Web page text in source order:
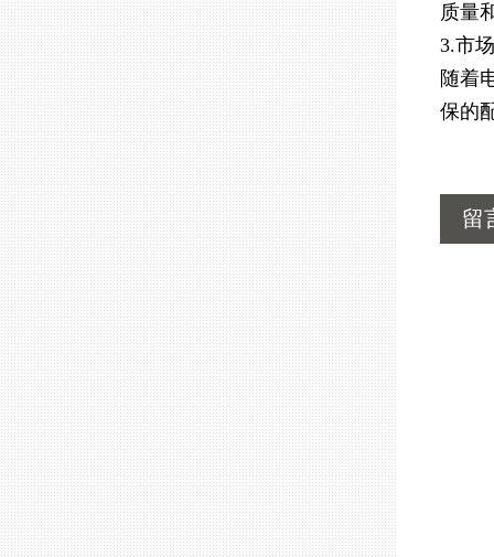
质量
3.市
随着
保的
留